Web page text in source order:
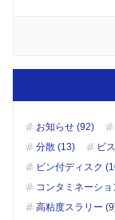
お知らせ (92)
分散 (13)
ビ
ピン付ディスク
コンタミネーシ
高粘度スラリー